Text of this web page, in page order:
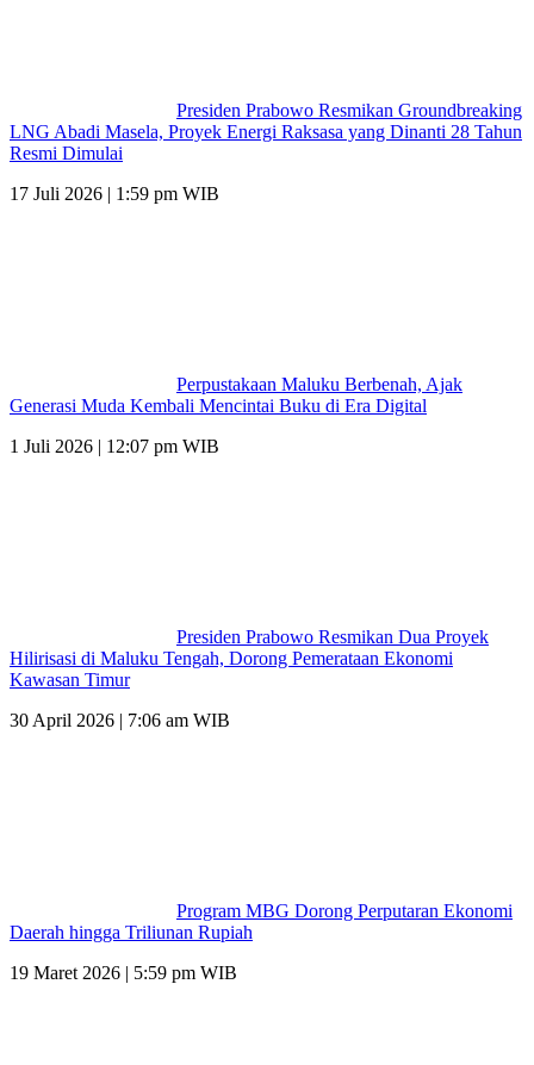
Presiden Prabowo Resmikan Groundbreaking
LNG Abadi Masela, Proyek Energi Raksasa yang Dinanti 28 Tahun
Resmi Dimulai
17 Juli 2026 | 1:59 pm WIB
Perpustakaan Maluku Berbenah, Ajak
Generasi Muda Kembali Mencintai Buku di Era Digital
1 Juli 2026 | 12:07 pm WIB
Presiden Prabowo Resmikan Dua Proyek
Hilirisasi di Maluku Tengah, Dorong Pemerataan Ekonomi
Kawasan Timur
30 April 2026 | 7:06 am WIB
Program MBG Dorong Perputaran Ekonomi
Daerah hingga Triliunan Rupiah
19 Maret 2026 | 5:59 pm WIB